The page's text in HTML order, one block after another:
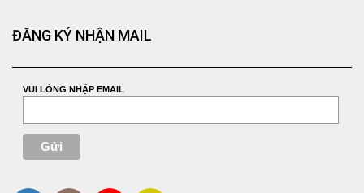
ĐĂNG KÝ NHẬN MAIL
VUI LÒNG NHẬP EMAIL